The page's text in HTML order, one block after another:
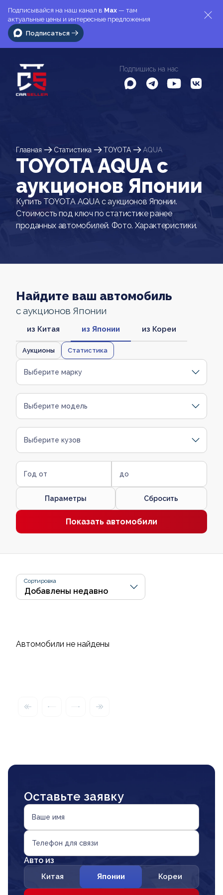
Подписывайся на наш канал в Max — там
актуальные цены и интересные предложения
Подписаться
Подпишись на нас
Главная Статистика TOYOTA AQUA
TOYOTA AQUA c
аукционов Японии
Купить TOYOTA AQUA с аукционов Японии.
Стоимость под ключ по статистике ранее
проданных автомобилей. Фото. Характеристики.
Найдите ваш автомобиль
с аукционов Японии
из Китая из Японии из Кореи
Аукционы Статистика
Выберите марку
Выберите модель
Выберите кузов
Год от до
Параметры Сбросить
Показать автомобили
Сортировка
Автомобили не найдены
Оставьте заявку
Ваше имя
Телефон для связи
Авто из
Китая Японии Кореи